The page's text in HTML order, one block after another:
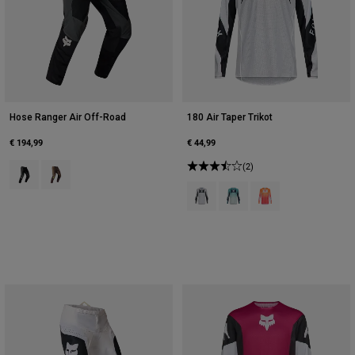
Hose Ranger Air Off-Road
€ 194,99
Product swatch type of Schwarz/Grau.
Product swatch type of Purple Dusk.
180 Air Taper Trikot
€ 44,99
(2)
Product swatch type of Schwarz/
Product swatch type of
Product swatch